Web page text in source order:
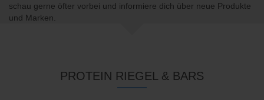
schau gerne öfter vorbei und informiere dich über neue Produkte
und Marken.
PROTEIN RIEGEL & BARS